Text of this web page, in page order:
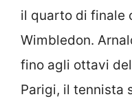
il quarto di finale
Wimbledon.
fino agli ottavi
Parigi, il tennista